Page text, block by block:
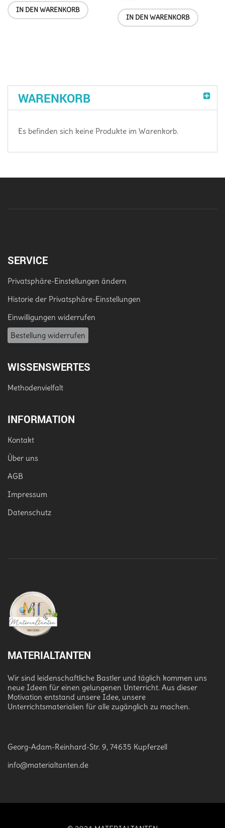
IN DEN WARENKORB
IN DEN WARENKORB
WARENKORB
Es befinden sich keine Produkte im Warenkorb.
SERVICE
Privatsphäre-Einstellungen ändern
Historie der Privatsphäre-Einstellungen
Einwilligungen widerrufen
Bestellung widerrufen
WISSENSWERTES
Methodenvielfalt
INFORMATION
Kontakt
Über uns
AGB
Impressum
Datenschutz
MATERIALTANTEN
Wir sind leidenschaftliche Bastler und täglich kommen uns
neue Ideen für einen gelungenen Unterricht. Aus dieser
Motivation entstand unsere Idee, unsere
Unterrichtsmaterialien für alle zugänglich zu machen.
Georg-Adam-Reinhard-Str. 9, 74635 Kupferzell
info@materialtanten.de